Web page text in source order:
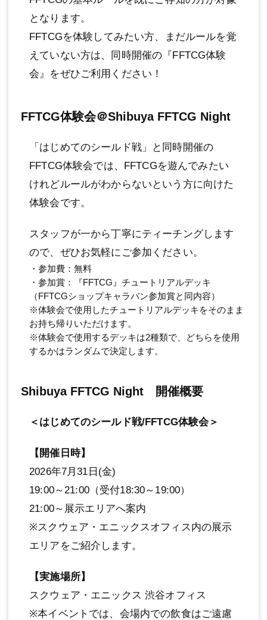
となります。
FFTCGを体験してみたい方、まだルールを覚
えていない方は、同時開催の『FFTCG体験
会』をぜひご利用ください！
FFTCG体験会＠Shibuya FFTCG Night
「はじめてのシールド戦」と同時開催の
FFTCG体験会では、FFTCGを遊んでみたい
けれどルールがわからないという方に向けた
体験会です。
スタッフが一から丁寧にティーチングします
ので、ぜひお気軽にご参加ください。
・参加費：無料
・参加賞：『FFTCG』チュートリアルデッキ
（FFTCGショップキャラバン参加賞と同内容）
※体験会で使用したチュートリアルデッキをそのまま
お持ち帰りいただけます。
※体験会で使用するデッキは2種類で、どちらを使用
するかはランダムで決定します。
Shibuya FFTCG Night 開催概要
＜はじめてのシールド戦/FFTCG体験会＞
【開催日時】
2026年7月31日(金)
19:00～21:00（受付18:30～19:00）
21:00～展示エリアへ案内
※スクウェア・エニックスオフィス内の展示
エリアをご紹介します。
【実施場所】
スクウェア・エニックス 渋谷オフィス
※本イベントでは、会場内での飲食はご遠慮